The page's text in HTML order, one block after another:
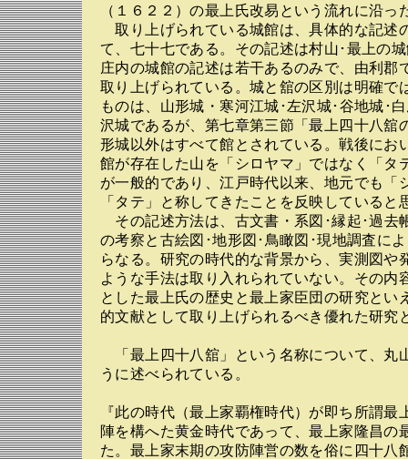
（１６２２）の最上氏改易という流れに沿っ
取り上げられている城館は、具体的な記述
て、七十七である。その記述は村山･最上の
庄内の城館の記述は若干あるのみで、由利郡
取り上げられている。城と舘の区別は明確で
ものは、山形城・寒河江城･左沢城･谷地城･
沢城であるが、第七章第三節「最上四十八舘
形城以外はすべて館とされている。戦後にお
館が存在した山を「シロヤマ」ではなく「タ
が一般的であり、江戸時代以来、地元でも「
「タテ」と称してきたことを反映していると
その記述方法は、古文書・系図･縁起･過去
の考察と古絵図･地形図･鳥瞰図･現地調査に
らなる。研究の時代的な背景から、実測図や
ような手法は取り入れられていない。その内
とした最上氏の歴史と最上家臣団の研究とい
的文献として取り上げられるべき優れた研究
「最上四十八舘」という名称について、丸
うに述べられている。
『此の時代（最上家覇権時代）が即ち所謂最
陣を構へた黄金時代であって、最上家隆昌の
た。最上家末期の攻防陣営の数を俗に四十八